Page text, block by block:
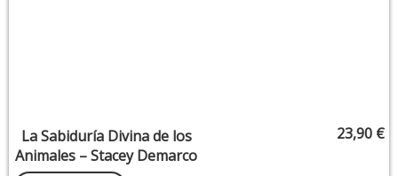
La Sabiduría Divina de los
Animales – Stacey Demarco
23,90 €